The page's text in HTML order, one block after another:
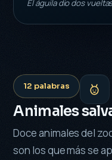
El águila dio dos
Animales
Doce animales del
son los que más se
12 palabras